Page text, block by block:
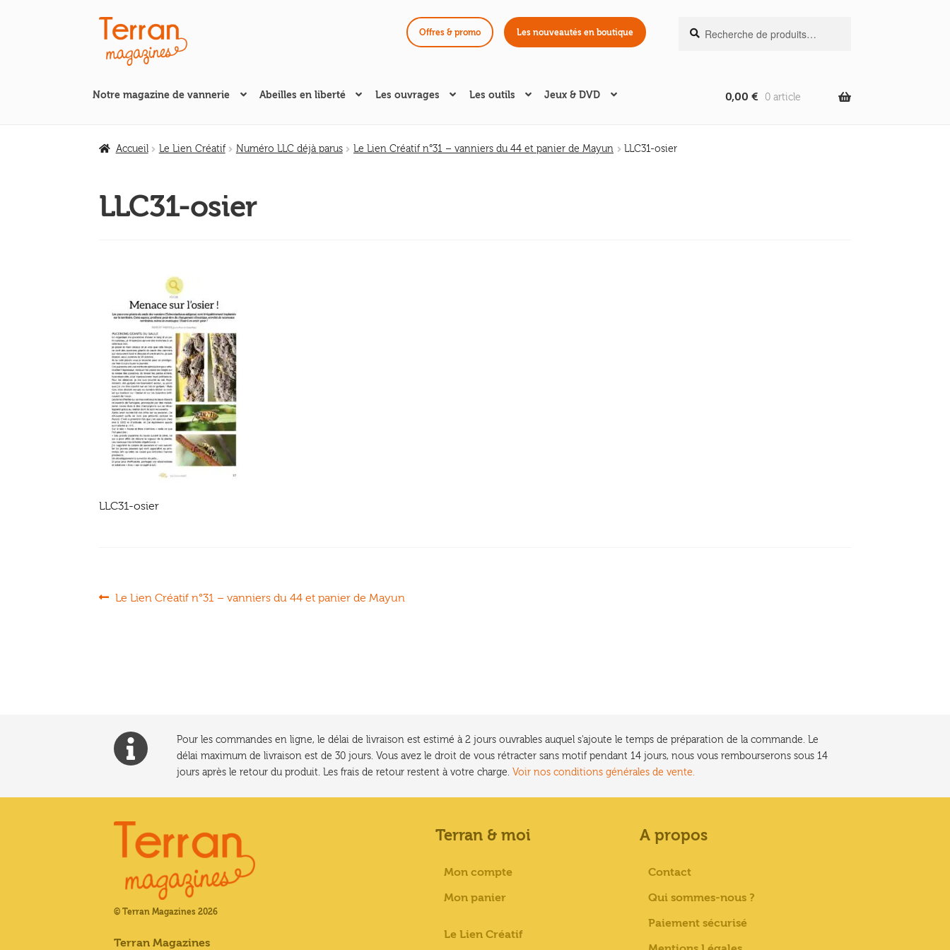
Aller
à
la
Aller
au
contenu
Offres & promo Les nouveautés en boutique
pour :
Recherche
Notre magazine de vannerie Abeilles en liberté Les ouvrages Les outils Jeux & DVD 0,00 € 0 article
Accueil Le Lien Créatif Numéro LLC déjà parus Le Lien Créatif n°31 – vanniers du 44 et panier de Mayun LLC31-osier
LLC31-osier
LLC31-osier
Navigation
Article
Le Lien Créatif n°31 – vanniers du 44 et panier de Mayun
Pour les commandes en ligne, le délai de livraison est estimé à 2 jours ouvrables auquel s'ajoute le temps de préparation de la commande. Le
délai maximum de livraison est de 30 jours. Vous avez le droit de vous rétracter sans motif pendant 14 jours, nous vous rembourserons sous 14
jours après le retour du produit. Les frais de retour restent à votre charge. Voir nos conditions générales de vente.
© Terran Magazines 2026
Terran Magazines
Terran & moi
Mon compte
Mon panier
Le Lien Créatif
A propos
Contact
Qui sommes-nous ?
Paiement sécurisé